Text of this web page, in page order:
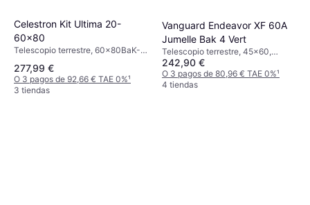
Celestron Kit Ultima 20-
60x80
Telescopio terrestre, 60x80BaK-4,
Multicapa
277,99 €
O 3 pagos de 92,66 € TAE 0%¹
3 tiendas
Vanguard Endeavor XF 60A
Jumelle Bak 4 Vert
Telescopio terrestre, 45x60,
Antivaho
242,90 €
O 3 pagos de 80,96 € TAE 0%¹
4 tiendas